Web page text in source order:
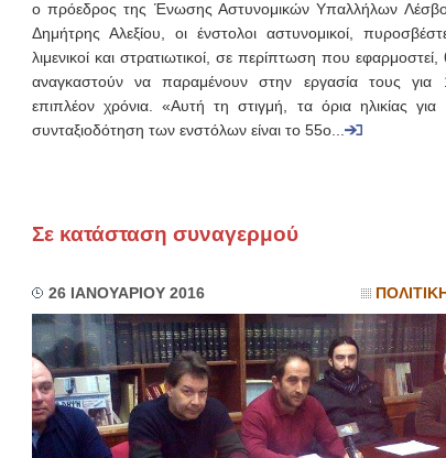
ο πρόεδρος της Ένωσης Αστυνομικών Υπαλλήλων
Δημήτρης Αλεξίου, οι ένστολοι αστυνομικοί,
λιμενικοί και στρατιωτικοί, σε περίπτωση που εφαρμοστεί,
αναγκαστούν να παραμένουν στην εργασία τους για
επιπλέον χρόνια. «Αυτή τη στιγμή, τα όρια ηλικίας για
συνταξιοδότηση των ενστόλων είναι το 55ο...
Σε κατάσταση συναγερμού
26 ΙΑΝΟΥΑΡΙΟΥ 2016 ΠΟΛΙΤΙΚΗ